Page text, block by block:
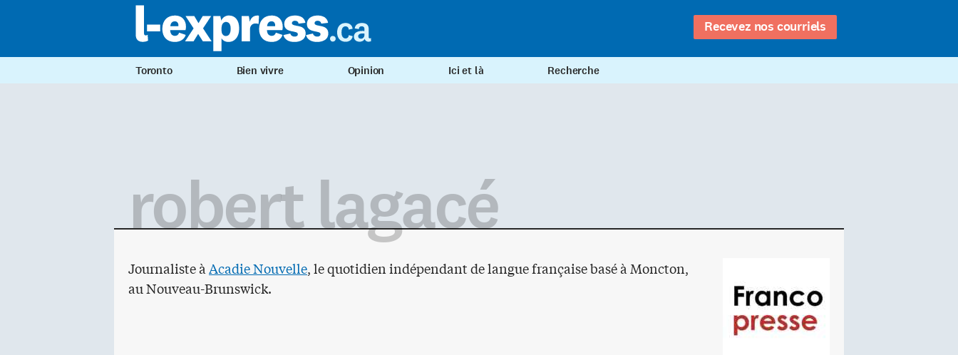
Recevez nos courriels
Toronto Bien vivre Opinion Ici et là Recherche
robert lagacé
Journaliste à Acadie Nouvelle, le quotidien indépendant de langue française basé à Moncton,
au Nouveau-Brunswick.